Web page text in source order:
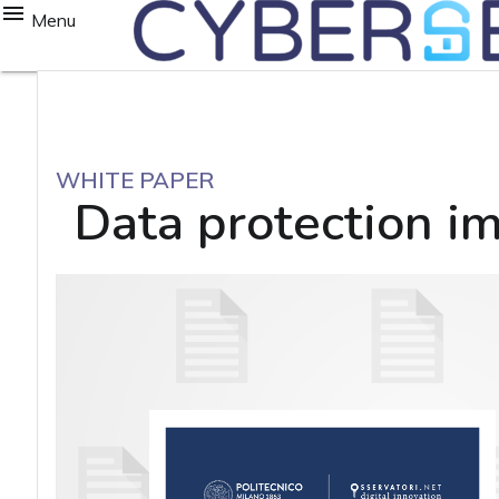
Menu
WHITE PAPER
Data protection